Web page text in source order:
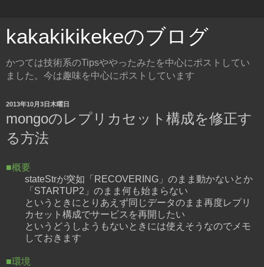
kakakikikekeのブログ
かつては技術系のTipsややったみたを中心にポストしてい
ました。今は趣味を中心にポストしています
2013年10月3日木曜日
mongoのレプリカセット構成を修正す
る方法
■概要
stateStrが突如「RECOVERING」のまま動かないとか
「STARTUP2」のまま何も始まらない
というときにとりあえず同じデータのまま再度レプリ
カセット構成でサービスを再開したい
というどうしようもないときには使えそうなのでメモ
しておきます
■環境